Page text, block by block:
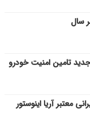
سال
تامین امنیت خودرو
معتبر آریا اینوستور